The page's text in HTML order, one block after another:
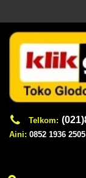
Telkom:
Aini: 0852 1936 2505